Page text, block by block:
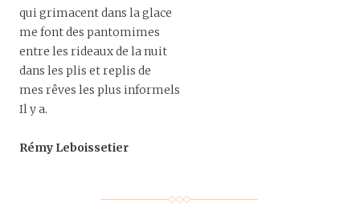
qui grimacent dans la glace
me font des pantomimes
entre les rideaux de la nuit
dans les plis et replis de
mes rêves les plus informels
Il y a.
Rémy Leboissetier